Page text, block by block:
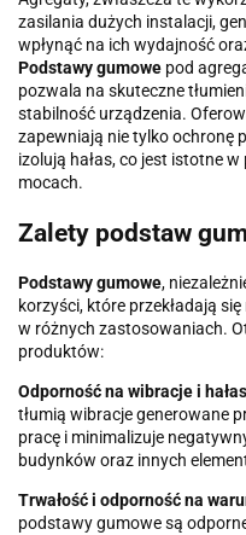
zasilania dużych instalacji,
wpłynąć na ich wydajność
Podstawy gumowe pod
pozwala na skuteczne
stabilność urządzenia.
zapewniają nie tylko ochronę
izolują hałas, co jest istotne
mocach.
Zalety podstaw
Podstawy gumowe,
korzyści, które przekładają
w różnych zastosowaniach.
produktów:
Odporność na wibracje i hałas
tłumią wibracje generowane
pracę i minimalizuje
budynków oraz innych
Trwałość i odporność na
podstawy gumowe są